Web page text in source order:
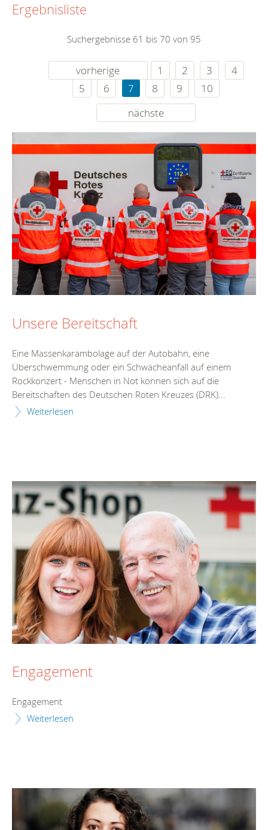
Ergebnisliste
Suchergebnisse 61 bis 70 von 95
vorherige 1 2 3
4
5
6 7 8 9
10
nächste
Unsere Bereitschaft
Eine Massenkarambolage auf der Autobahn, eine
Überschwemmung oder ein Schwächeanfall auf einem
Rockkonzert - Menschen in Not können sich auf die
Bereitschaften des Deutschen Roten Kreuzes (DRK)...
Weiterlesen
Engagement
Engagement
Weiterlesen